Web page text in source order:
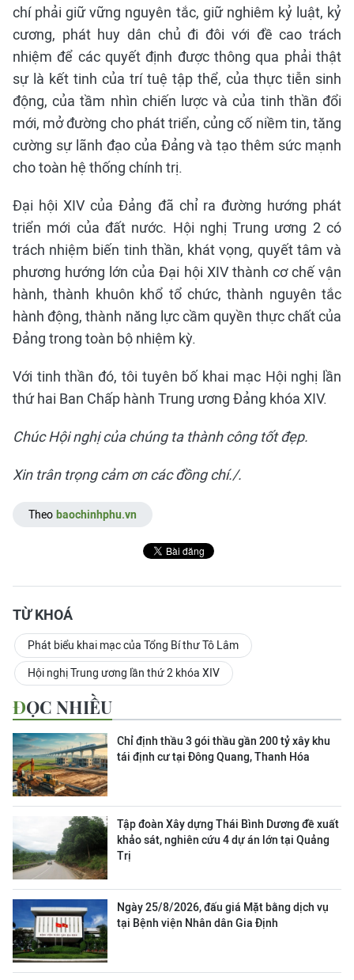
chí phải giữ vững nguyên tắc, giữ nghiêm kỷ luật, kỷ
cương, phát huy dân chủ đi đôi với đề cao trách
nhiệm để các quyết định được thông qua phải thật
sự là kết tinh của trí tuệ tập thể, của thực tiễn sinh
động, của tầm nhìn chiến lược và của tinh thần đổi
mới, mở đường cho phát triển, củng cố niềm tin, tăng
cường sự lãnh đạo của Đảng và tạo thêm sức mạnh
cho toàn hệ thống chính trị.
Đại hội XIV của Đảng đã chỉ ra đường hướng phát
triển mới của đất nước. Hội nghị Trung ương 2 có
trách nhiệm biến tinh thần, khát vọng, quyết tâm và
phương hướng lớn của Đại hội XIV thành cơ chế vận
hành, thành khuôn khổ tổ chức, thành nguyên tắc
hành động, thành năng lực cầm quyền thực chất của
Đảng trong toàn bộ nhiệm kỳ.
Với tinh thần đó, tôi tuyên bố khai mạc Hội nghị lần
thứ hai Ban Chấp hành Trung ương Đảng khóa XIV.
Chúc Hội nghị của chúng ta thành công tốt đẹp.
Xin trân trọng cảm ơn các đồng chí./.
Theo baochinhphu.vn
TỪ KHOÁ
Phát biểu khai mạc của Tổng Bí thư Tô Lâm
Hội nghị Trung ương lần thứ 2 khóa XIV
ĐỌC NHIỀU
Chỉ định thầu 3 gói thầu gần 200 tỷ xây khu
tái định cư tại Đông Quang, Thanh Hóa
Tập đoàn Xây dựng Thái Bình Dương đề xuất
khảo sát, nghiên cứu 4 dự án lớn tại Quảng
Trị
Ngày 25/8/2026, đấu giá Mặt bằng dịch vụ
tại Bệnh viện Nhân dân Gia Định